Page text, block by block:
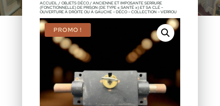
ACCUEIL/ OBJETS DÉCO/ ANCIENNE ET IMPOSANTE SERRURE
(FONCTIONNELLE) DE PRISON (DE TYPE « SANTÉ ») ET SA CLÉ –
OUVERTURE À DROITE OU À GAUCHE – DÉCO – COLLECTION – VERROU
PROMO !